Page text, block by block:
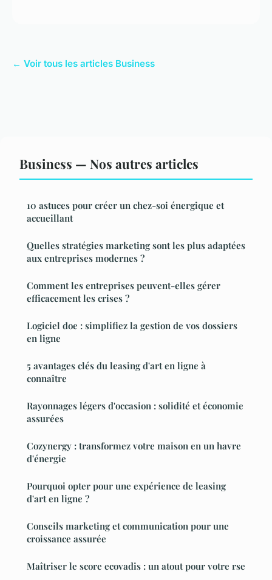
← Voir tous les articles Business
Business — Nos autres articles
10 astuces pour créer un chez-soi énergique et
accueillant
Quelles stratégies marketing sont les plus adaptées
aux entreprises modernes ?
Comment les entreprises peuvent-elles gérer
efficacement les crises ?
Logiciel doe : simplifiez la gestion de vos dossiers
en ligne
5 avantages clés du leasing d'art en ligne à
connaître
Rayonnages légers d'occasion : solidité et économie
assurées
Cozynergy : transformez votre maison en un havre
d'énergie
Pourquoi opter pour une expérience de leasing
d'art en ligne ?
Conseils marketing et communication pour une
croissance assurée
Maîtriser le score ecovadis : un atout pour votre rse